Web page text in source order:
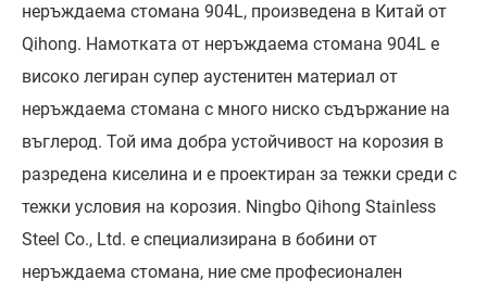
неръждаема стомана 904L, произведена в Китай от
Qihong. Намотката от неръждаема стомана 904L е
високо легиран супер аустенитен материал от
неръждаема стомана с много ниско съдържание на
въглерод. Той има добра устойчивост на корозия в
разредена киселина и е проектиран за тежки среди с
тежки условия на корозия. Ningbo Qihong Stainless
Steel Co., Ltd. е специализирана в бобини от
неръждаема стомана, ние сме професионален